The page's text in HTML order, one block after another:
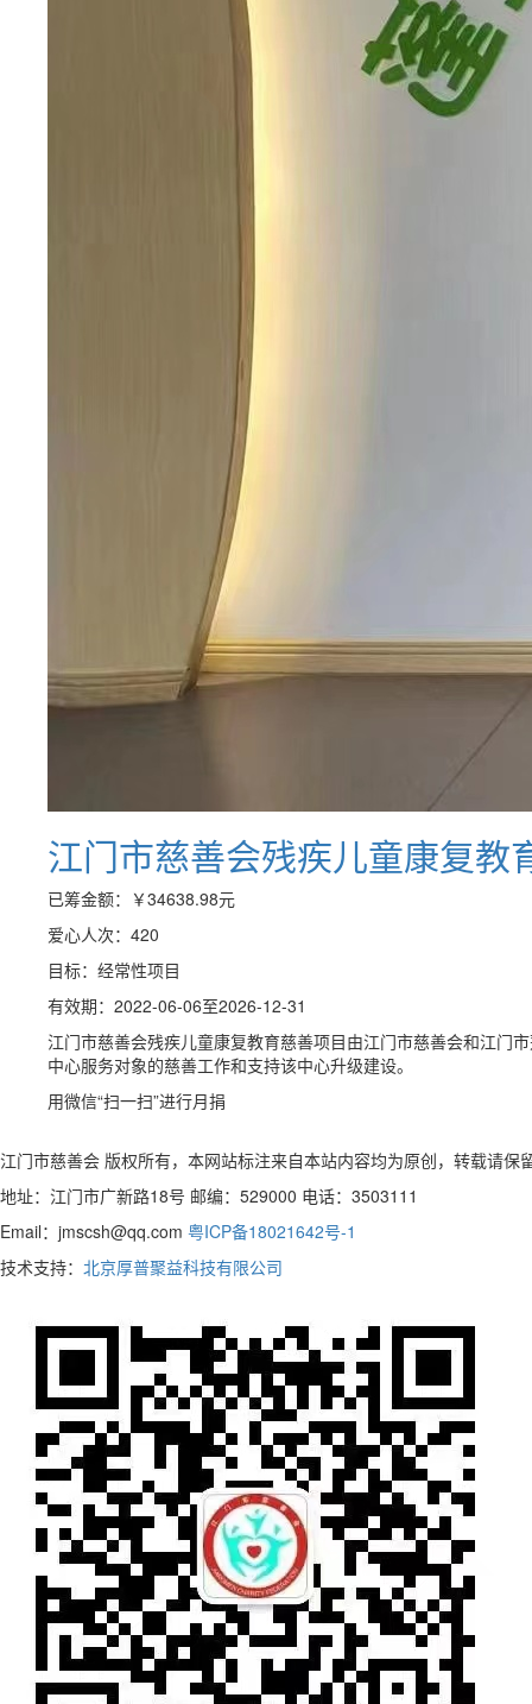
江门市慈善会残疾儿童康复教
已筹金额： ￥34638.98元
爱心人次：420
目标：经常性项目
有效期：2022-06-06至2026-12-31
江门市慈善会残疾儿童康复教育慈善项目由江门市慈善会和江门
中心服务对象的慈善工作和支持该中心升级建设。
用微信“扫一扫”进行月捐
江门市慈善会 版权所有，本网站标注来自本站内容均为原创，转载请保
地址：江门市广新路18号 邮编：529000 电话：3503111
Email：jmscsh@qq.com 粤ICP备18021642号-1
技术支持： 北京厚普聚益科技有限公司